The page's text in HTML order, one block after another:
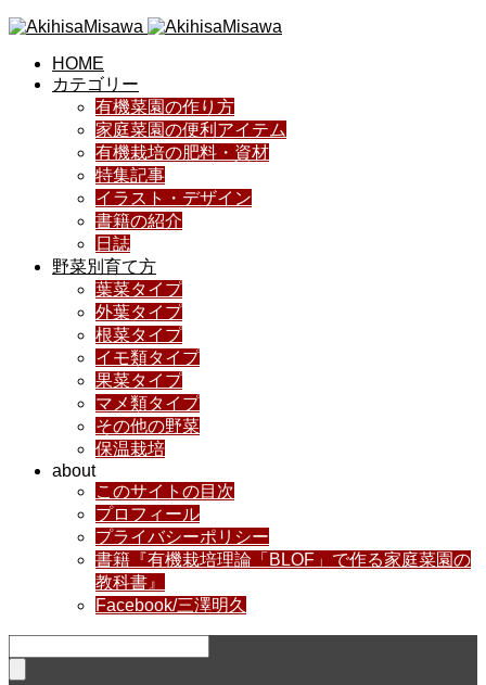
HOME
カテゴリー
有機菜園の作り方
家庭菜園の便利アイテム
有機栽培の肥料・資材
特集記事
イラスト・デザイン
書籍の紹介
日誌
野菜別育て方
葉菜タイプ
外葉タイプ
根菜タイプ
イモ類タイプ
果菜タイプ
マメ類タイプ
その他の野菜
保温栽培
about
このサイトの目次
プロフィール
プライバシーポリシー
書籍『有機栽培理論「BLOF」で作る家庭菜園の
教科書』
Facebook/三澤明久